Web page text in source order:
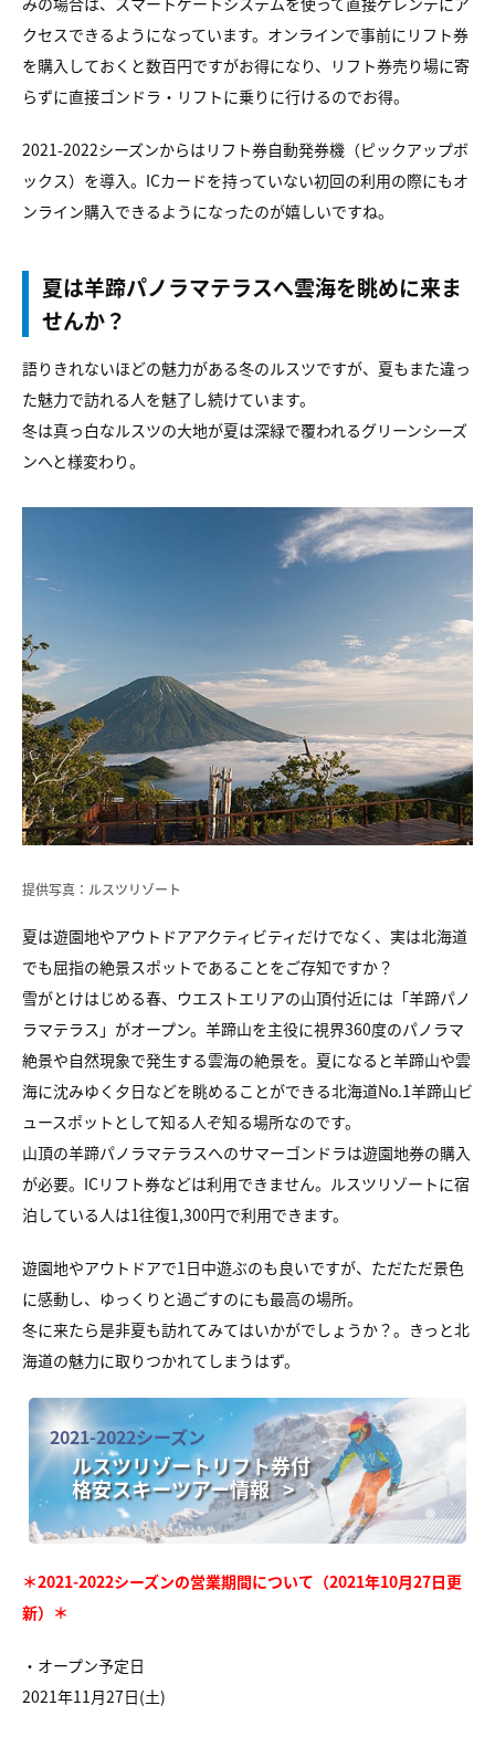
クセスできるようになっています。オンラインで事前にリフト券
を購入しておくと数百円ですがお得になり、リフト券売り場に寄
らずに直接ゴンドラ・リフトに乗りに行けるのでお得。
2021-2022シーズンからはリフト券自動発券機（ピックアップボ
ックス）を導入。ICカードを持っていない初回の利用の際にもオ
ンライン購入できるようになったのが嬉しいですね。
夏は羊蹄パノラマテラスへ雲海を眺めに来ま
せんか？
語りきれないほどの魅力がある冬のルスツですが、夏もまた違っ
た魅力で訪れる人を魅了し続けています。
冬は真っ白なルスツの大地が夏は深緑で覆われるグリーンシーズ
ンへと様変わり。
提供写真：ルスツリゾート
夏は遊園地やアウトドアアクティビティだけでなく、実は北海道
でも屈指の絶景スポットであることをご存知ですか？
雪がとけはじめる春、ウエストエリアの山頂付近には「羊蹄パノ
ラマテラス」がオープン。羊蹄山を主役に視界360度のパノラマ
絶景や自然現象で発生する雲海の絶景を。夏になると羊蹄山や雲
海に沈みゆく夕日などを眺めることができる北海道No.1羊蹄山ビ
ュースポットとして知る人ぞ知る場所なのです。
山頂の羊蹄パノラマテラスへのサマーゴンドラは遊園地券の購入
が必要。ICリフト券などは利用できません。ルスツリゾートに宿
泊している人は1往復1,300円で利用できます。
遊園地やアウトドアで1日中遊ぶのも良いですが、ただただ景色
に感動し、ゆっくりと過ごすのにも最高の場所。
冬に来たら是非夏も訪れてみてはいかがでしょうか？。きっと北
海道の魅力に取りつかれてしまうはず。
2021-2022シーズン
ルスツリゾートリフト券付
格安スキーツアー情報 >
＊2021-2022シーズンの営業期間について（2021年10月27日更
新）＊
・オープン予定日
2021年11月27日(土)